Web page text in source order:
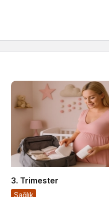
3. Trimester
Sağlık